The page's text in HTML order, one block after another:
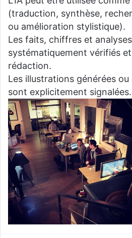
(traduction, synthèse,
ou amélioration stylistique).
Les faits, chiffres et
systématiquement vérifiés
rédaction.
Les illustrations générées
sont explicitement signalées.